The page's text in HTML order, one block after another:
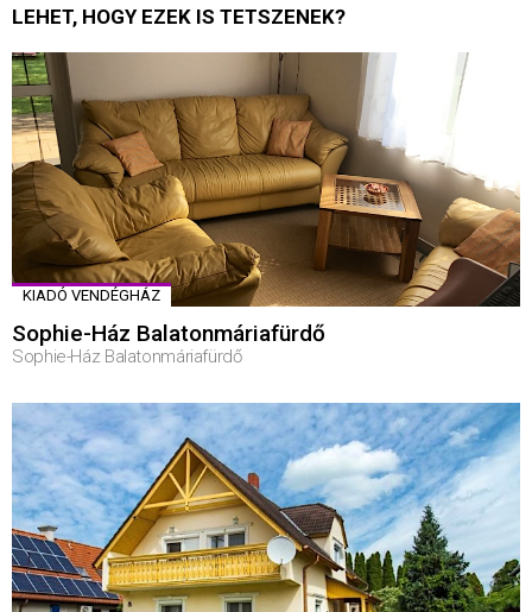
LEHET, HOGY EZEK IS TETSZENEK?
KIADÓ VENDÉGHÁZ
Sophie-Ház Balatonmáriafürdő
Sophie-Ház Balatonmáriafürdő